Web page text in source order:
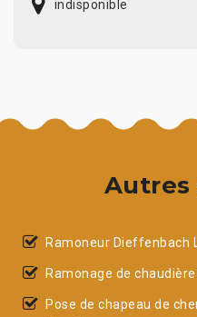
indisponible
Autres
Ramoneur Dieffenbach
Ramonage de
Pose de chapeau de